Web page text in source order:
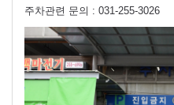
주차관련 문의 : 031-255-3026